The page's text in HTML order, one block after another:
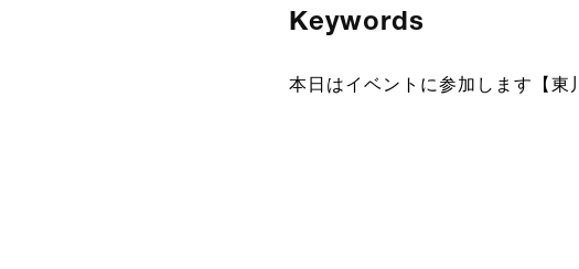
Keywords
本日はイベントに参加します【東